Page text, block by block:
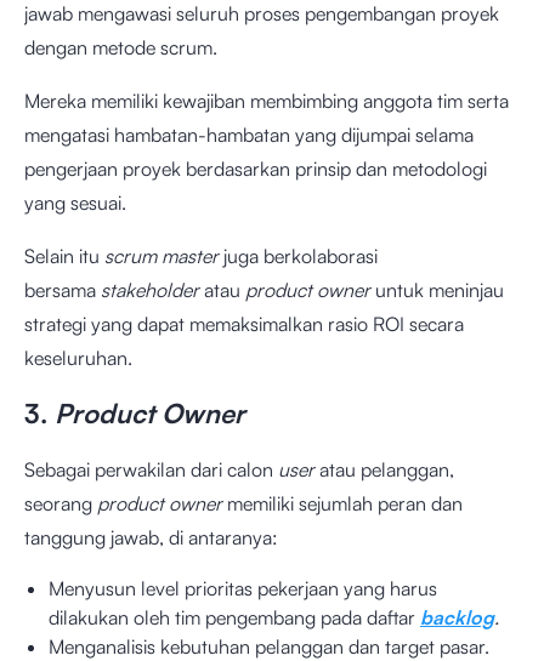
jawab mengawasi seluruh proses pengembangan proyek
dengan metode scrum.
Mereka memiliki kewajiban membimbing anggota tim serta
mengatasi hambatan-hambatan yang dijumpai selama
pengerjaan proyek berdasarkan prinsip dan metodologi
yang sesuai.
Selain itu scrum master juga berkolaborasi
bersama stakeholderatau product owner untuk meninjau
strategi yang dapat memaksimalkan rasio ROI secara
keseluruhan.
3. Product Owner
Sebagai perwakilan dari calon useratau pelanggan,
seorang product owner memiliki sejumlah peran dan
tanggung jawab, di antaranya:
Menyusun level prioritas pekerjaan yang harus
dilakukan oleh tim pengembang pada daftar backlog.
Menganalisis kebutuhan pelanggan dan target pasar.